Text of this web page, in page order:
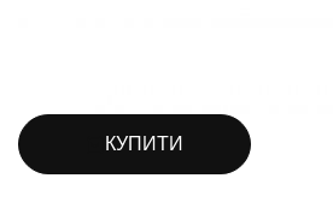
КУПИТИ